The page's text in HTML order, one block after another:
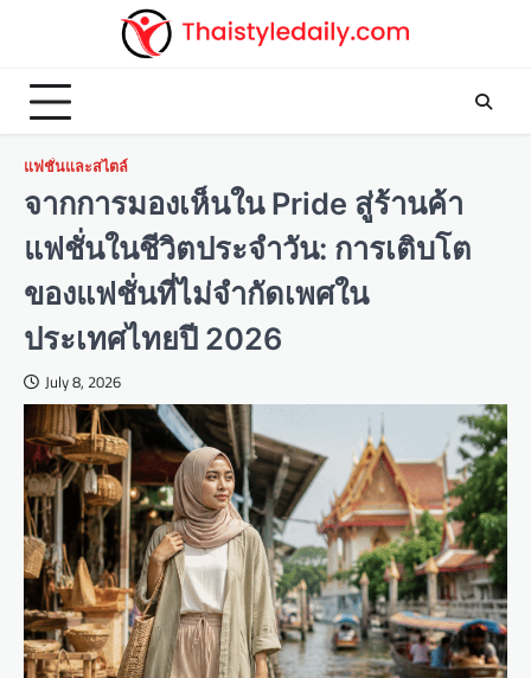
แฟชั่นและสไตล์
จากการมองเห็นใน Pride สู่ร้านค้า
แฟชั่นในชีวิตประจำวัน: การเติบโต
ของแฟชั่นที่ไม่จำกัดเพศใน
ประเทศไทยปี 2026
July 8, 2026